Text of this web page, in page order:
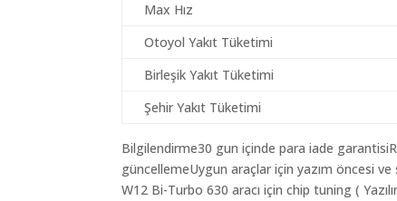
Max Hız
Otoyol Yakıt Tüketimi
Birleşik Yakıt Tüketimi
Şehir Yakıt Tüketimi
Bilgilendirme30 gun içinde para iade
güncellemeUygun araçlar için yazım öncesi
W12 Bi-Turbo 630 aracı için chip tuning (